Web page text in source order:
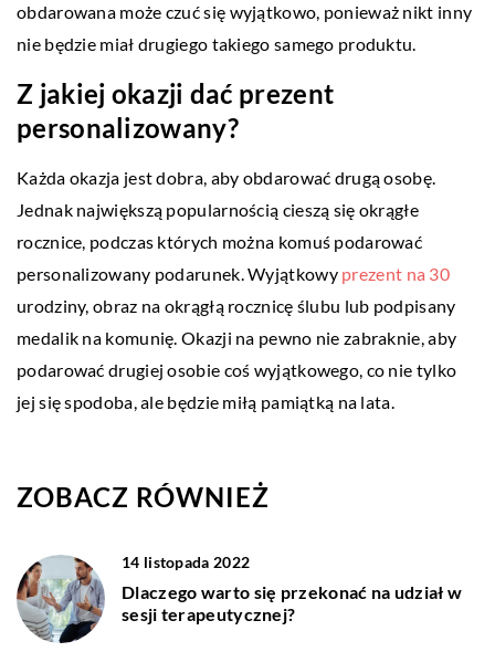
obdarowana może czuć się wyjątkowo, ponieważ nikt inny
nie będzie miał drugiego takiego samego produktu.
Z jakiej okazji dać prezent
personalizowany?
Każda okazja jest dobra, aby obdarować drugą osobę.
Jednak największą popularnością cieszą się okrągłe
rocznice, podczas których można komuś podarować
personalizowany podarunek. Wyjątkowy prezent na 30
urodziny, obraz na okrągłą rocznicę ślubu lub podpisany
medalik na komunię. Okazji na pewno nie zabraknie, aby
podarować drugiej osobie coś wyjątkowego, co nie tylko
jej się spodoba, ale będzie miłą pamiątką na lata.
ZOBACZ RÓWNIEŻ
14 listopada 2022
Dlaczego warto się przekonać na udział w
sesji terapeutycznej?